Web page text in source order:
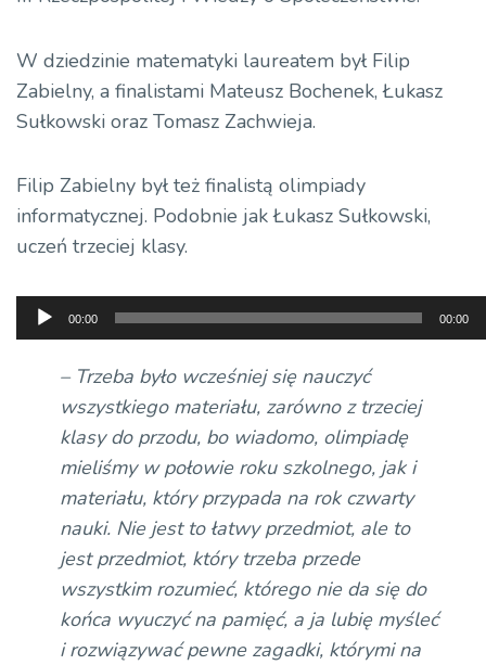
W dziedzinie matematyki laureatem był Filip
Zabielny, a finalistami Mateusz Bochenek, Łukasz
Sułkowski oraz Tomasz Zachwieja.
Filip Zabielny był też finalistą olimpiady
informatycznej. Podobnie jak Łukasz Sułkowski,
uczeń trzeciej klasy.
Odtwarzacz
plików
dźwiękowych
00:00 00:00
– Trzeba było wcześniej się nauczyć
wszystkiego materiału, zarówno z trzeciej
klasy do przodu, bo wiadomo, olimpiadę
mieliśmy w połowie roku szkolnego, jak i
materiału, który przypada na rok czwarty
nauki. Nie jest to łatwy przedmiot, ale to
jest przedmiot, który trzeba przede
wszystkim rozumieć, którego nie da się do
końca wyuczyć na pamięć, a ja lubię myśleć
i rozwiązywać pewne zagadki, którymi na